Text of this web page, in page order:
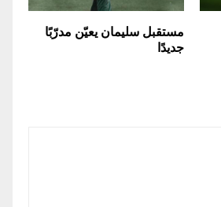
مستقبل سليمان يعيّن مدرّبًا
جديدًا